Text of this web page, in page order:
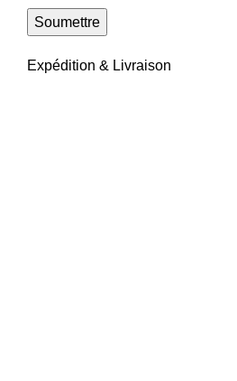
Expédition & Livraison